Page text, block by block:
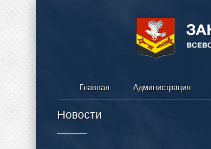
Главная Администрация
Новости